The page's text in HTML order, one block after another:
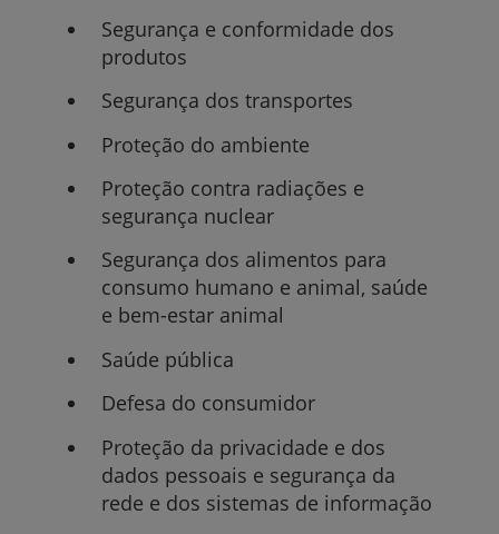
Segurança e conformidade dos
produtos
Segurança dos transportes
Proteção do ambiente
Proteção contra radiações e
segurança nuclear
Segurança dos alimentos para
consumo humano e animal, saúde
e bem-estar animal
Saúde pública
Defesa do consumidor
Proteção da privacidade e dos
dados pessoais e segurança da
rede e dos sistemas de informação